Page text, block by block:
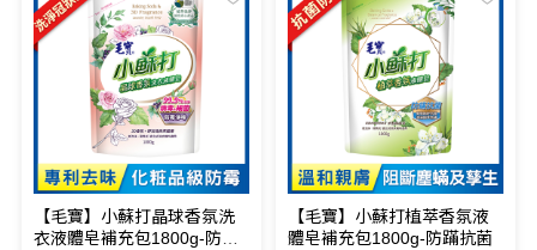
【毛寶】小蘇打晶球香氛洗
衣液體皂補充包1800g-防霉
【毛寶】小蘇打植萃香氛液
體皂補充包1800g-防蹣抗菌